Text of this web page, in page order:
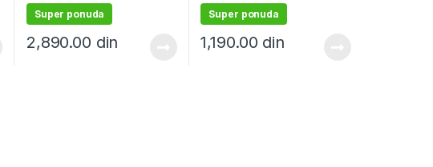
Super ponuda
2,890.00 din
Super ponuda
1,190.00 din